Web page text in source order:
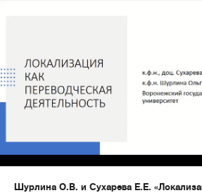
Шурлина О.В. и Сухарева Е.Е.